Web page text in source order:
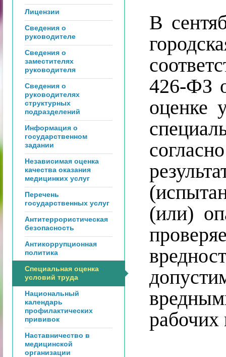
Лицензии
Сведения о
руководителе
Сведения о
заместителях
руководителя
Сведения о
руководителях
структурных
подразделений
Информация о
государственном
задании
Независимая оценка
качества оказания
медицинких услуг
Перечень
государственных услуг
Антитеррористическая
безопасность
Антикоррупционная
политика
Специальная оценка
условий труда
Национальный
календарь
профилактических
прививок
Наставничество в
медицинской
организации
В
426-ФЗ
оценке
(или)
рабочих